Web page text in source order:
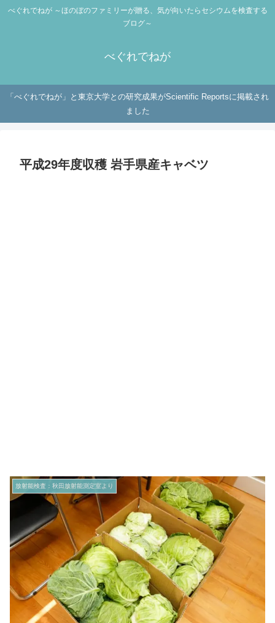
べぐれでねが ～ほのぼのファミリーが贈る、気が向いたらセシウムを検査する
ブログ～
べぐれでねが
「べぐれでねが」と東京大学との研究成果がScientific Reportsに掲載され
ました
平成29年度収穫 岩手県産キャベツ
放射能検査：秋田放射能測定室より